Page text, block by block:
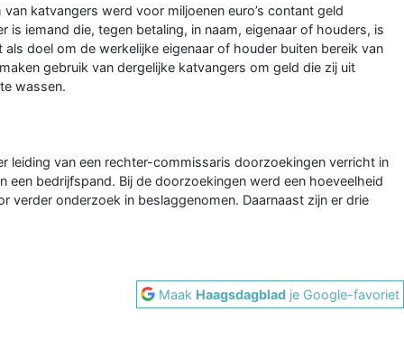
katvangers werd voor miljoenen euro’s contant geld
is iemand die, tegen betaling, in naam, eigenaar of houders, is
doel om de werkelijke eigenaar of houder buiten bereik van
gebruik van dergelijke katvangers om geld die zij uit
wassen.
leiding van een rechter-commissaris doorzoekingen verricht in
een bedrijfspand. Bij de doorzoekingen werd een hoeveelheid
verder onderzoek in beslaggenomen. Daarnaast zijn er drie
Maak Haagsdagblad je Google-favoriet